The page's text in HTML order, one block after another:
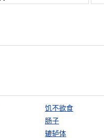
饥不欲食
肠子
辘轳体